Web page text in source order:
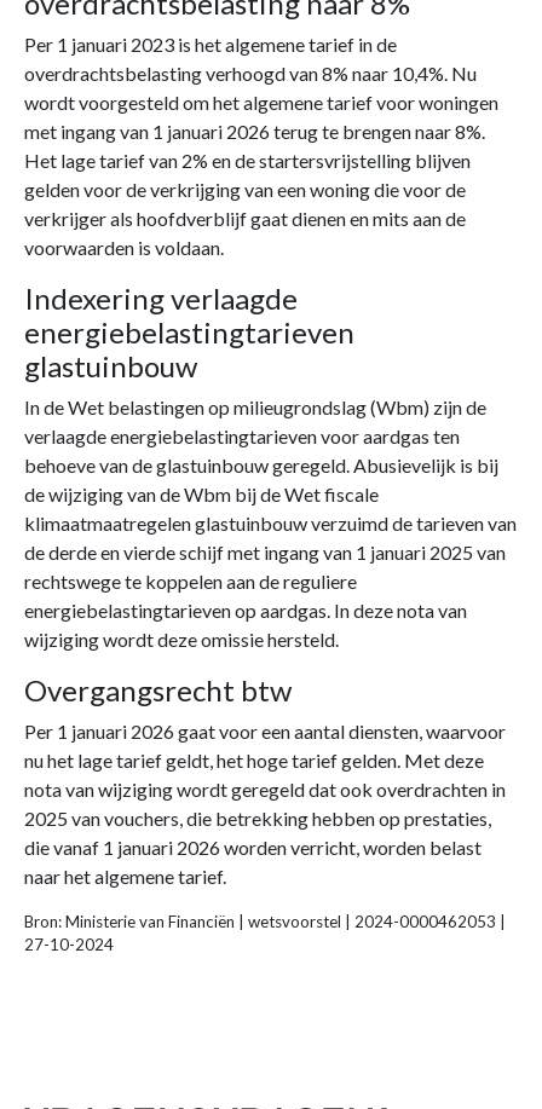
Per 1 januari 2023 is het algemene tarief in de
overdrachtsbelasting verhoogd van 8% naar 10,4%. Nu
wordt voorgesteld om het algemene tarief voor woningen
met ingang van 1 januari 2026 terug te brengen naar 8%.
Het lage tarief van 2% en de startersvrijstelling blijven
gelden voor de verkrijging van een woning die voor de
verkrijger als hoofdverblijf gaat dienen en mits aan de
voorwaarden is voldaan.
Indexering verlaagde
energiebelastingtarieven
glastuinbouw
In de Wet belastingen op milieugrondslag (Wbm) zijn de
verlaagde energiebelastingtarieven voor aardgas ten
behoeve van de glastuinbouw geregeld. Abusievelijk is bij
de wijziging van de Wbm bij de Wet fiscale
klimaatmaatregelen glastuinbouw verzuimd de tarieven van
de derde en vierde schijf met ingang van 1 januari 2025 van
rechtswege te koppelen aan de reguliere
energiebelastingtarieven op aardgas. In deze nota van
wijziging wordt deze omissie hersteld.
Overgangsrecht btw
Per 1 januari 2026 gaat voor een aantal diensten, waarvoor
nu het lage tarief geldt, het hoge tarief gelden. Met deze
nota van wijziging wordt geregeld dat ook overdrachten in
2025 van vouchers, die betrekking hebben op prestaties,
die vanaf 1 januari 2026 worden verricht, worden belast
naar het algemene tarief.
Bron: Ministerie van Financiën | wetsvoorstel | 2024-0000462053 |
27-10-2024